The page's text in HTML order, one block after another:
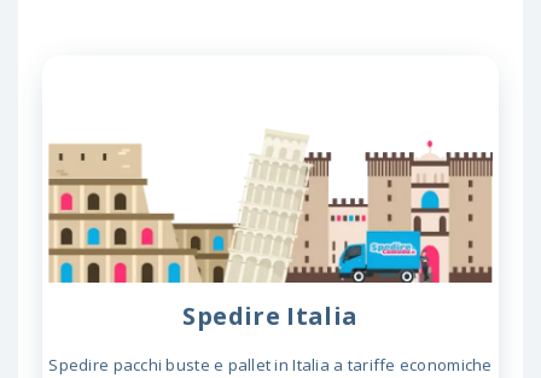
Spedire Italia
Spedire pacchi buste e pallet in Italia a tariffe economiche